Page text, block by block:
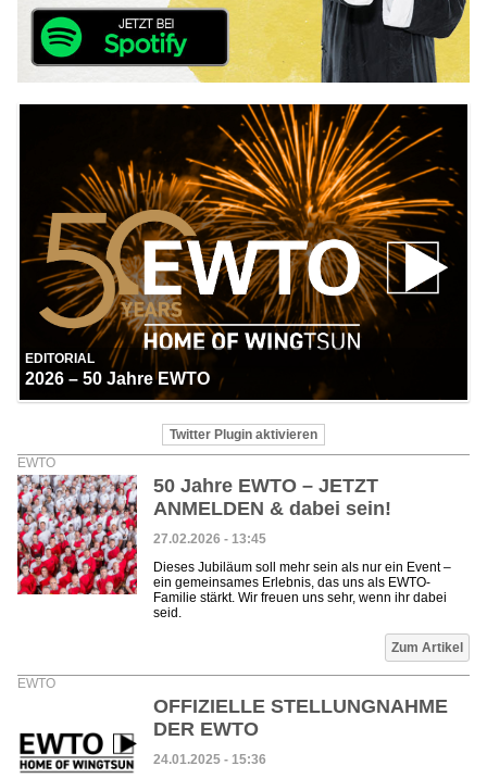
EDITORIAL
2026 – 50 Jahre EWTO
Twitter Plugin aktivieren
EWTO
50 Jahre EWTO – JETZT
ANMELDEN & dabei sein!
27.02.2026 - 13:45
Dieses Jubiläum soll mehr sein als nur ein Event –
ein gemeinsames Erlebnis, das uns als EWTO-
Familie stärkt. Wir freuen uns sehr, wenn ihr dabei
seid.
Zum Artikel
EWTO
OFFIZIELLE STELLUNGNAHME
DER EWTO
24.01.2025 - 15:36